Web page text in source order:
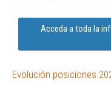
Acceda a toda la
Evolución posiciones